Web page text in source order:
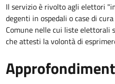
Il servizio è rivolto agli elettori
degenti in ospedali o case di
Comune nelle cui liste elettorali
che attesti la volontà di